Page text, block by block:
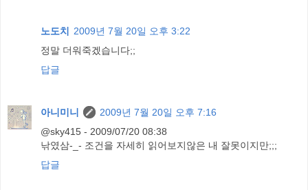
노도치
2009년 7월 20일 오후 3:22
정말 더워죽겠습니다;;
답글
아니미니
2009년 7월 20일 오후 7:16
@sky415 - 2009/07/20 08:38
낚였삼-_- 조건을 자세히 읽어보지않은 내 잘못이지만;;;
답글